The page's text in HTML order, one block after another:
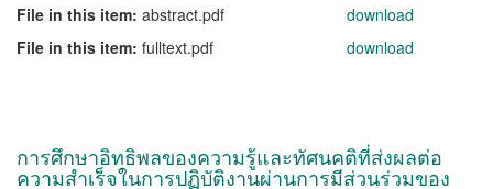
File in this item: abstract.pdf
download
File in this item: fulltext.pdf download
การศึกษาอิทธิพลของความรู้และทัศนคติที่ส่งผลต่อ
ความสำเร็จในการปฏิบัติงานผ่านการมีส่วนร่วมของ